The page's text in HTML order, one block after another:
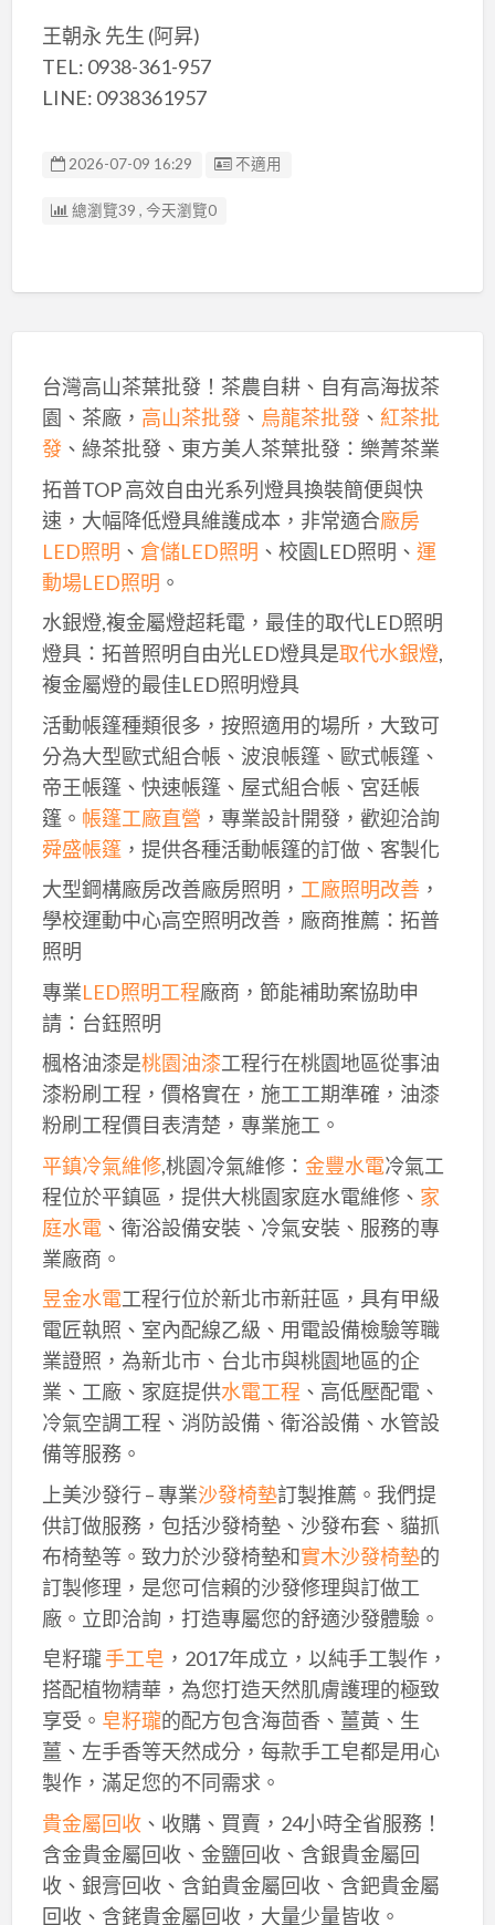
王朝永 先生 (阿昇)
TEL: 0938-361-957
LINE: 0938361957
2026-07-09 16:29 廣告编號
不適用
總瀏覽39 , 今天瀏覽0
台灣高山茶葉批發！茶農自耕、自有高海拔茶
園、茶廠， 高山茶批發、 烏龍茶批發、 紅茶批
發、綠茶批發、東方美人茶葉批發：樂菁茶業
拓普TOP 高效自由光系列燈具換裝簡便與快
速，大幅降低燈具維護成本，非常適合廠房
LED照明 、 倉儲LED照明 、校園LED照明、 運
動場LED照明 。
水銀燈,複金屬燈超耗電，最佳的取代LED照明
燈具：拓普照明自由光LED燈具是取代水銀燈,
複金屬燈的最佳LED照明燈具
活動帳篷種類很多，按照適用的場所，大致可
分為大型歐式組合帳、波浪帳篷、歐式帳篷、
帝王帳篷、快速帳篷、屋式組合帳、宮廷帳
篷。 帳篷工廠直營 ，專業設計開發，歡迎洽詢
舜盛帳篷，提供各種活動帳篷的訂做、客製化
大型鋼構廠房改善廠房照明， 工廠照明改善，
學校運動中心高空照明改善，廠商推薦：拓普
照明
專業LED照明工程廠商，節能補助案協助申
請：台鈺照明
楓格油漆是桃園油漆工程行在桃園地區從事油
漆粉刷工程，價格實在，施工工期準確，油漆
粉刷工程價目表清楚，專業施工。
平鎮冷氣維修,桃園冷氣維修： 金豐水電冷氣工
程位於平鎮區，提供大桃園家庭水電維修、 家
庭水電、衛浴設備安裝、冷氣安裝、服務的專
業廠商。
昱金水電工程行位於新北市新莊區，具有甲級
電匠執照、室內配線乙級、用電設備檢驗等職
業證照，為新北市、台北市與桃園地區的企
業、工廠、家庭提供水電工程 、高低壓配電、
冷氣空調工程、消防設備、衛浴設備、水管設
備等服務。
上美沙發行 – 專業沙發椅墊訂製推薦。我們提
供訂做服務，包括沙發椅墊、沙發布套、貓抓
布椅墊等。致力於沙發椅墊和實木沙發椅墊的
訂製修理，是您可信賴的沙發修理與訂做工
廠。立即洽詢，打造專屬您的舒適沙發體驗。
皂籽瓏手工皂 ，2017年成立，以純手工製作，
搭配植物精華，為您打造天然肌膚護理的極致
享受。 皂籽瓏的配方包含海茴香、薑黃、生
薑、左手香等天然成分，每款手工皂都是用心
製作，滿足您的不同需求。
貴金屬回收、收購、買賣，24小時全省服務！
含金貴金屬回收、金鹽回收、含銀貴金屬回
收、銀膏回收、含鉑貴金屬回收、含鈀貴金屬
回收、含銠貴金屬回收，大量少量皆收。